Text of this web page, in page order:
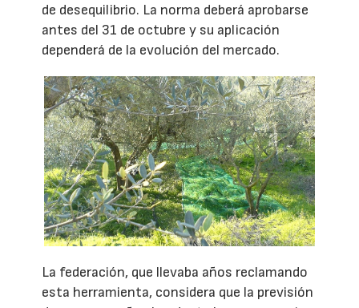
de desequilibrio. La norma deberá aprobarse
antes del 31 de octubre y su aplicación
dependerá de la evolución del mercado.
La federación, que llevaba años reclamando
esta herramienta, considera que la previsión